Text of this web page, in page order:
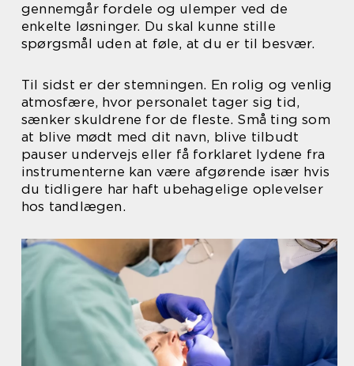
gennemgår fordele og ulemper ved de
enkelte løsninger. Du skal kunne stille
spørgsmål uden at føle, at du er til besvær.
Til sidst er der stemningen. En rolig og venlig
atmosfære, hvor personalet tager sig tid,
sænker skuldrene for de fleste. Små ting som
at blive mødt med dit navn, blive tilbudt
pauser undervejs eller få forklaret lydene fra
instrumenterne kan være afgørende især hvis
du tidligere har haft ubehagelige oplevelser
hos tandlægen.